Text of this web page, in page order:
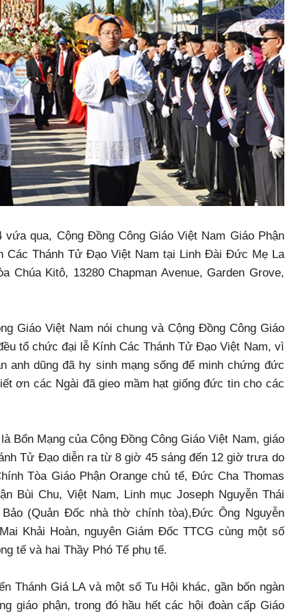
qua, Cộng Đồng Công Giáo Việt Nam Giáo Phận
Các Thánh Tử Đạo Việt Nam tại Linh Đài Đức Mẹ La
Chúa Kitô, 13280 Chapman Avenue, Garden Grove,
Giáo Việt Nam nói chung và Cộng Đồng Công Giáo
tổ chức đại lễ Kính Các Thánh Tử Đạo Việt Nam, vì
anh dũng đã hy sinh mạng sống để minh chứng đức
ơn các Ngài đã gieo mầm hạt giống đức tin cho các
Bổn Mạng của Cộng Đồng Công Giáo Việt Nam, giáo
Tử Đạo diễn ra từ 8 giờ 45 sáng đến 12 giờ trưa do
Tòa Giáo Phận Orange chủ tế, Đức Cha Thomas
Bùi Chu, Việt Nam, Linh mục Joseph Nguyễn Thái
(Quản Đốc nhà thờ chính tòa),Đức Ông Nguyễn
Khải Hoàn, nguyên Giám Đốc TTCG cùng một số
tế và hai Thầy Phó Tế phụ tế.
Thánh Giá LA và một số Tu Hội khác, gần bốn ngàn
giáo phận, trong đó hầu hết các hội đoàn cấp Giáo